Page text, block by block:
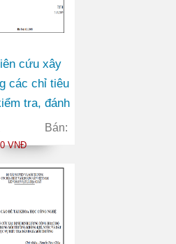
cứu xây
các chỉ tiêu
tra, đánh
lượng
cho
Bán:
VNĐ